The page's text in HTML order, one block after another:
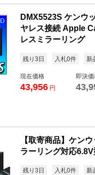
DMX5523S ケンウ
ヤレス接続 Apple
レスミラーリング
残り3日 入札0件 新
現在価格
43,956 円
即決
【取寄商品】ケン
ラーリング対応
残り3日 入札0件 新